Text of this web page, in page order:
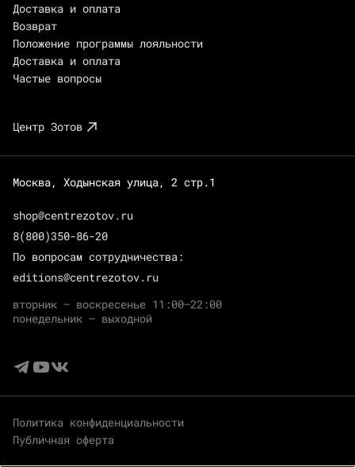
Доставка и оплата
Возврат
Положение программы лояльности
Доставка и оплата
Частые вопросы
Центр Зотов
Москва, Ходынская улица, 2 стр.1
shop@centrezotov.ru
8(800)350-86-20
По вопросам сотрудничества:
editions@centrezotov.ru
вторник — воскресенье 11:00–22:00
понедельник — выходной
Политика конфиденциальности
Публичная оферта